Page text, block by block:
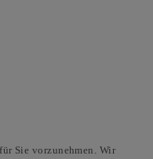
Sie vorzunehmen. Wir